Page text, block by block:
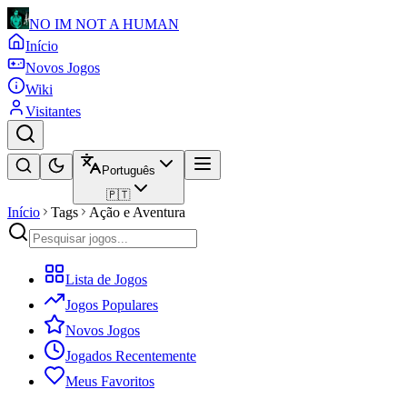
NO IM NOT A HUMAN
Início
Novos Jogos
Wiki
Visitantes
Português
🇵🇹
Início Tags Ação e Aventura
Lista de Jogos
Jogos Populares
Novos Jogos
Jogados Recentemente
Meus Favoritos